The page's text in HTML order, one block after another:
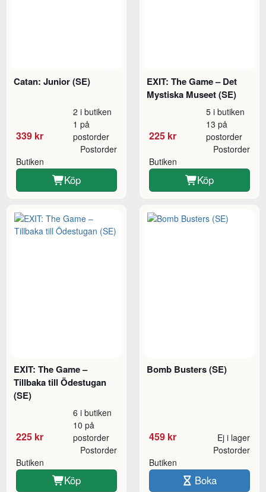
Catan: Junior (SE)
339 kr
2 i butiken
1 på
postorder
Butiken
Postorder
Köp
EXIT: The Game – Det
Mystiska Museet (SE)
225 kr
5 i butiken
13 på
postorder
Butiken
Postorder
Köp
EXIT: The Game –
Tillbaka till Ödestugan
(SE)
225 kr
6 i butiken
10 på
postorder
Butiken
Postorder
Köp
Bomb Busters (SE)
459 kr Ej i lager
Butiken
Postorder
Boka